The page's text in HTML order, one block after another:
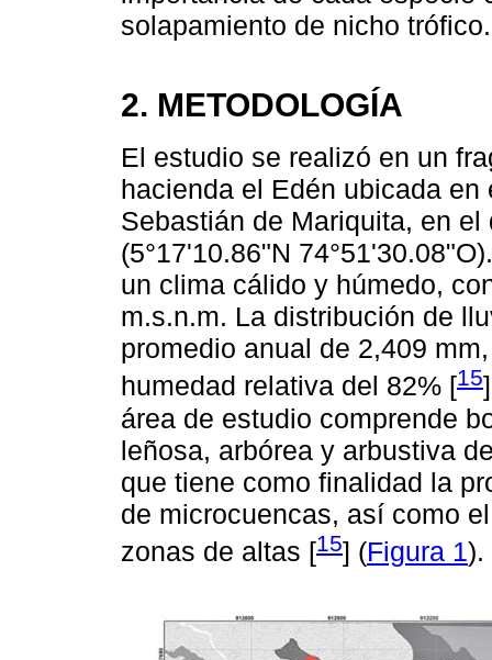
solapamiento de nicho trófico.
2. METODOLOGÍA
El estudio se realizó en un
hacienda el Edén ubicada
Sebastián de Mariquita, en
(5°17'10.86"N
un clima cálido y húmedo,
m.s.n.m. La distribución de
promedio anual de 2,409
humedad relativa del 82% [15
área de estudio comprende
leñosa, arbórea y arbustiva
que tiene como finalidad la
de microcuencas, así como
zonas de altas [15] (Figura 1).